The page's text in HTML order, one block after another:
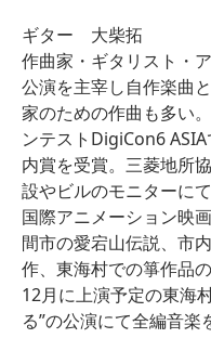
ギター 大柴拓
作曲家・ギタリスト・
公演を主宰し自作楽曲
家のための作曲も多い。
ンテストDigiCon6
内賞を受賞。 三菱地所
設やビルのモニターに
国際アニメーション映
間市の愛宕山伝説、 市
作、 東海村での箏作品
12月に上演予定の東海
る”の公演にて全編音楽